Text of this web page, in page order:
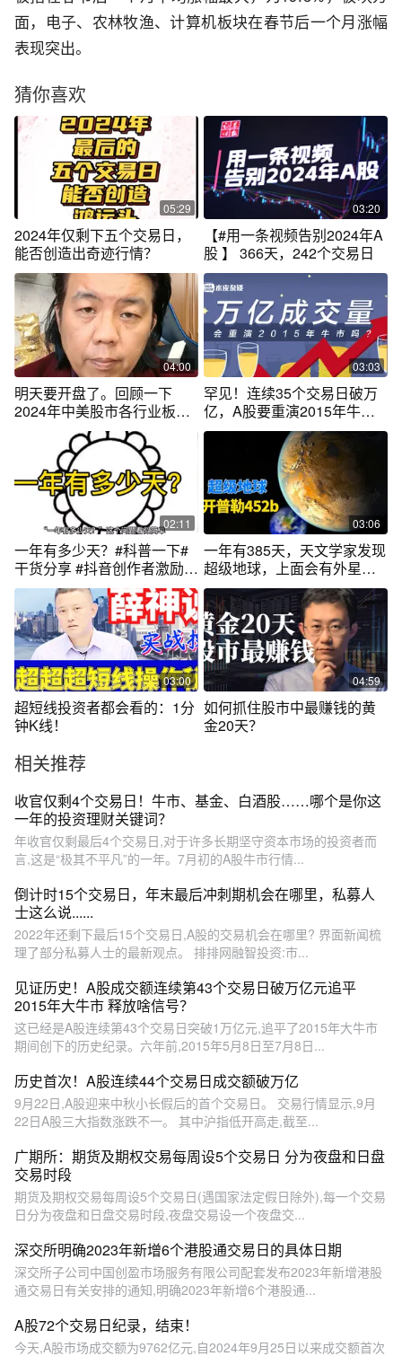
面，电子、农林牧渔、计算机板块在春节后一个月涨幅
表现突出。
猜你喜欢
05:29
2024年仅剩下五个交易日，
能否创造出奇迹行情？
03:20
【#用一条视频告别2024年A
股 】 366天，242个交易日
04:00
明天要开盘了。回顾一下
2024年中美股市各行业板块
涨幅数据对比#老徐吐槽#股
民日常#主打的就是一个真实
03:03
罕见！连续35个交易日破万
亿，A股要重演2015年牛市
吗？
02:11
一年有多少天？#科普一下#
干货分享 #抖音创作者激励计
划
03:06
一年有385天，天文学家发现
超级地球，上面会有外星人
吗？
03:00
超短线投资者都会看的：1分
钟K线！
04:59
如何抓住股市中最赚钱的黄
金20天？
相关推荐
收官仅剩4个交易日！牛市、基金、白酒股……哪个是你这
一年的投资理财关键词？
年收官仅剩最后4个交易日,对于许多长期坚守资本市场的投资者而
言,这是“极其不平凡”的一年。7月初的A股牛市行情...
倒计时15个交易日，年末最后冲刺期机会在哪里，私募人
士这么说......
2022年还剩下最后15个交易日,A股的交易机会在哪里? 界面新闻梳
理了部分私募人士的最新观点。 排排网融智投资:市...
见证历史！A股成交额连续第43个交易日破万亿元追平
2015年大牛市 释放啥信号？
这已经是A股连续第43个交易日突破1万亿元,追平了2015年大牛市
期间创下的历史纪录。六年前,2015年5月8日至7月8日...
历史首次！A股连续44个交易日成交额破万亿
9月22日,A股迎来中秋小长假后的首个交易日。 交易行情显示,9月
22日A股三大指数涨跌不一。 其中沪指低开高走,截至...
广期所：期货及期权交易每周设5个交易日 分为夜盘和日盘
交易时段
期货及期权交易每周设5个交易日(遇国家法定假日除外),每一个交易
日分为夜盘和日盘交易时段,夜盘交易设一个夜盘交...
深交所明确2023年新增6个港股通交易日的具体日期
深交所子公司中国创盈市场服务有限公司配套发布2023年新增港股
通交易日有关安排的通知,明确2023年新增6个港股通...
A股72个交易日纪录，结束！
今天,A股市场成交额为9762亿元,自2024年9月25日以来成交额首次